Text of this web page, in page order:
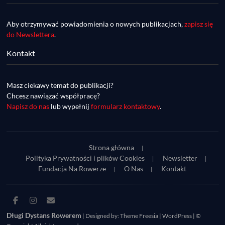
- zaprasza Mateusz Szafraniec. Dwie
samochwałki
DDR #73 [info] - UltraCup: nie będzie imprezy
zaczniemy Etapówką na Kaszubach!
Aby otrzymywać powiadomienia o nowych publikacjach,zapisz się
do Newslettera.
Kontakt
Masz ciekawy temat do publikacji?
Chcesz nawiązać współpracę?
Napisz do nas lub wypełnijformularz kontaktowy.
Strona główna
Polityka Prywatności i plików Cookies
Newsletter
Fundacja Na Rowerze
O Nas Kontakt
Facebook
Instagram
E-
mail
Długi Dystans Rowerem | Designed by:Theme Freesia |WordPress | ©